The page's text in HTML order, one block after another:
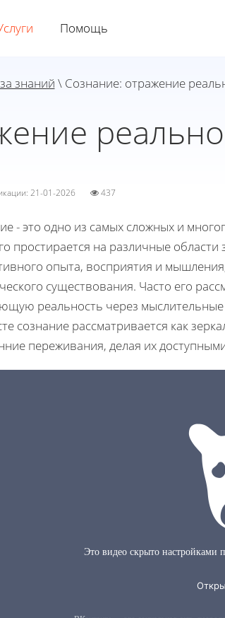
Помощь
знаний \ Сознание: отражение
21-01-2026 437
- это одно из самых сложных и
простирается на различные
опыта, восприятия и
существования. Часто его
реальность через
сознание рассматривается как
переживания, делая их